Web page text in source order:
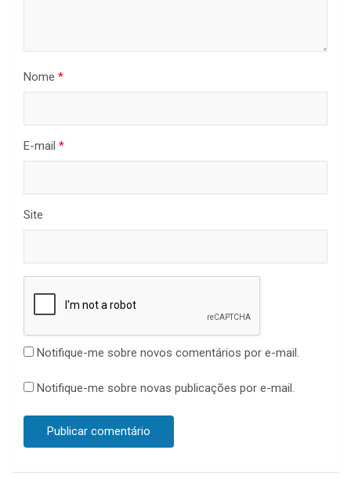
Nome *
E-mail *
Site
Notifique-me sobre novos comentários por e-mail.
Notifique-me sobre novas publicações por e-mail.